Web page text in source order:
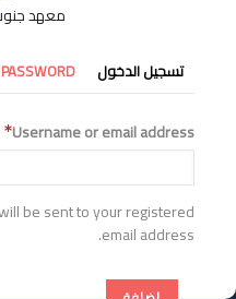
معهد
التبويبات
الأساسية
تسجيل الدخول
Username or email address
be sent to your registered
email address.